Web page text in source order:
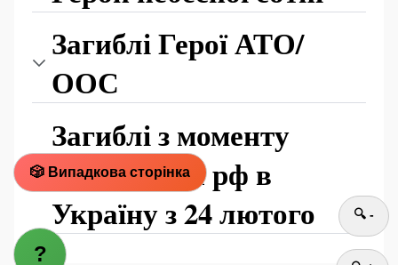
Загиблі Герої АТО/
ООС
Загиблі з моменту
вторгнення рф в
Україну з 24 лютого
🔍 -
?
🎲 Випадкова cторінка